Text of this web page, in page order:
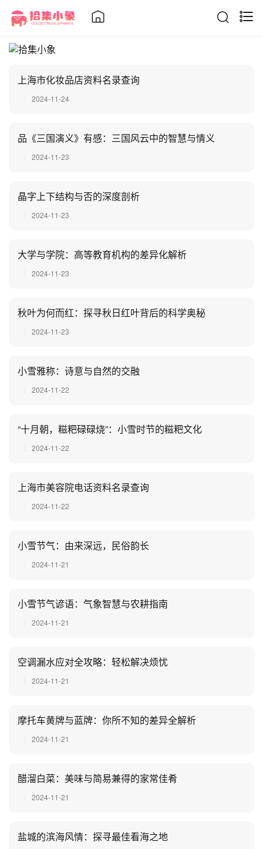
上海市化妆品店资料名录查询
2024-11-24
品《三国演义》有感：三国风云中的智慧与情义
2024-11-23
晶字上下结构与否的深度剖析
2024-11-23
大学与学院：高等教育机构的差异化解析
2024-11-23
秋叶为何而红：探寻秋日红叶背后的科学奥秘
2024-11-23
小雪雅称：诗意与自然的交融
2024-11-22
“十月朝，糍粑碌碌烧”：小雪时节的糍粑文化
2024-11-22
上海市美容院电话资料名录查询
2024-11-22
小雪节气：由来深远，民俗韵长
2024-11-21
小雪节气谚语：气象智慧与农耕指南
2024-11-21
空调漏水应对全攻略：轻松解决烦忧
2024-11-21
摩托车黄牌与蓝牌：你所不知的差异全解析
2024-11-21
醋溜白菜：美味与简易兼得的家常佳肴
2024-11-21
盐城的滨海风情：探寻最佳看海之地